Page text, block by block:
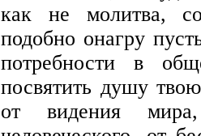
как не молитва,
подобно онагру
потребности в
посвятить душу
от видения